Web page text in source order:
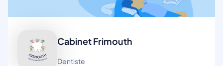
Cabinet Frimouth
Dentiste